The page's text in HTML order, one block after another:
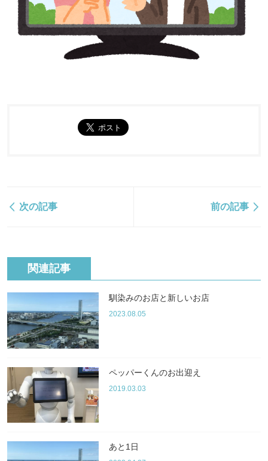
次の記事 前の記事
関連記事
馴染みのお店と新しいお店
2023.08.05
ペッパーくんのお出迎え
2019.03.03
あと1日